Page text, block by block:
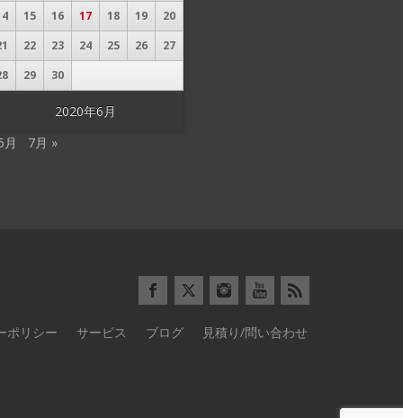
2020年6月
15 16 17 18 19
20
22 23 24 25 26
27
29 30
月 7月 »
ポリシー サービス ブログ 見積り/問い合わせ